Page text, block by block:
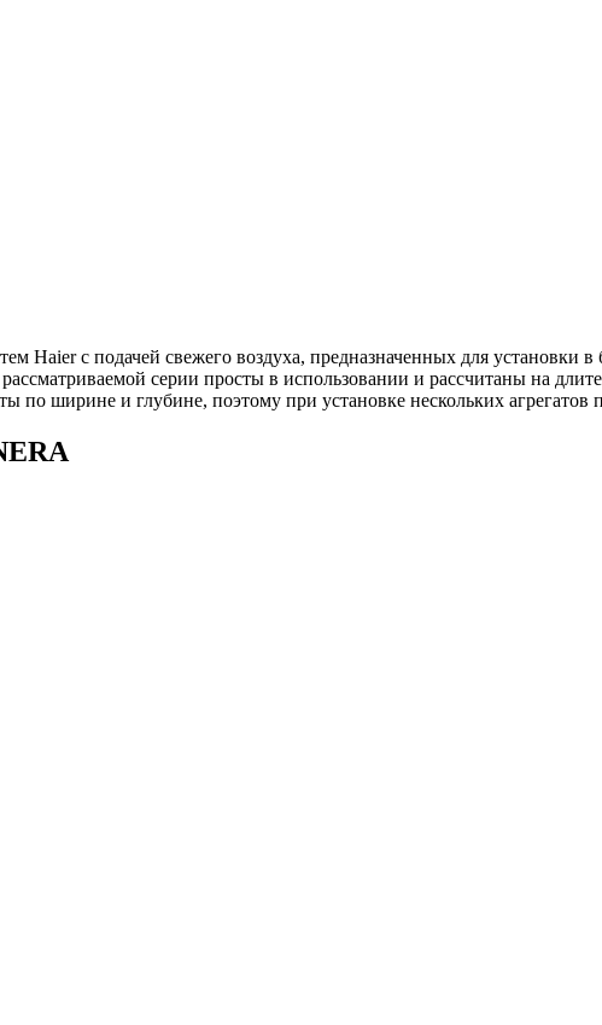
Haier с подачей свежего воздуха, предназначенных для установки
серии просты в использовании и рассчитаны на
ширине и глубине, поэтому при установке нескольких агрегатов